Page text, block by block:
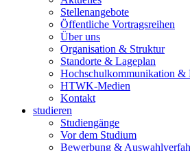
Stellenangebote
Öffentliche Vortragsreihen
Über uns
Organisation & Struktur
Standorte & Lageplan
Hochschulkommunikation &
HTWK-Medien
Kontakt
studieren
Studiengänge
Vor dem Studium
Bewerbung &